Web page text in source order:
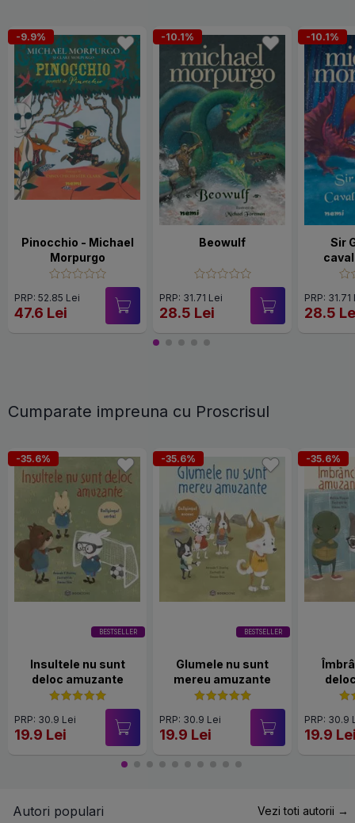
-9.9%
Pinocchio - Michael
Morpurgo
PRP: 52.85 Lei
47.6 Lei
-10.1%
Beowulf
PRP: 31.71 Lei
28.5 Lei
-10.1%
Sir
PRP: 31.71
28.5
Cumparate impreuna cu Proscrisul
BESTSELLER
-35.6%
Insultele nu sunt
deloc amuzante
PRP: 30.9 Lei
19.9 Lei
BESTSELLER
-35.6%
Glumele nu sunt
mereu amuzante
PRP: 30.9 Lei
19.9 Lei
-35.6%
PRP: 30.9
19.9
Autori populari Vezi toti autorii →